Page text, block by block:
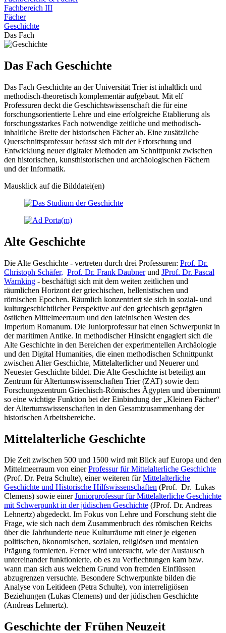
Fachbereich III
Fächer
Geschichte
Das Fach
Das Fach Geschichte
Das Fach Geschichte an der Universität Trier ist inhaltlich und
methodisch-theoretisch komplementär aufgebaut. Mit elf
Professuren deckt die Geschichtswissenschaft die für eine
forschungsorientierte Lehre und eine erfolgreiche Etablierung als
forschungsstarkes Fach notwendige zeitliche und methodisch-
inhaltliche Breite der historischen Fächer ab. Eine zusätzliche
Querschnittsprofessur befasst sich mit der Erforschung und
Entwicklung neuer digitaler Methoden am Schnittpunkt zwischen
den historischen, kunsthistorischen und archäologischen Fächern
und der Informatik.
Mausklick auf die Bilddatei(en)
Alte Geschichte
Die Alte Geschichte - vertreten durch drei Professuren: Prof. Dr.
Christoph Schäfer, Prof. Dr. Frank Daubnerund JProf. Dr. Pascal
Warnking - beschäftigt sich mit dem weiten zeitlichen und
räumlichen Horizont der griechischen, hellenistischen und
römischen Epochen. Räumlich konzentriert sie sich in sozial- und
kulturgeschichtlicher Perspektive auf den griechisch geprägten
östlichen Mittelmeerraum und den lateinischen Westen des
Imperium Romanum. Die Juniorprofessur hat einen Schwerpunkt in
der maritimen Antike. In methodischer Hinsicht engagiert sich die
Alte Geschichte in den Bereichen der experimentellen Archäologie
und den Digital Humanities, die einen methodischen Schnittpunkt
zwischen Alter Geschichte, Mittelalterlicher und Neuerer und
Neuester Geschichte bildet. Die Alte Geschichte ist beteiligt am
Zentrum für Altertumswissenschaften Trier (ZAT) sowie dem
Forschungszentrum Griechisch-Römisches Ägypten und übernimmt
so eine wichtige Funktion bei der Einbindung der „Kleinen Fächer“
der Altertumswissenschaften in den Gesamtzusammenhang der
historischen Arbeitsbereiche.
Mittelalterliche Geschichte
Die Zeit zwischen 500 und 1500 wird mit Blick auf Europa und den
Mittelmeerraum von einerProfessur für Mittelalterliche Geschichte
(Prof. Dr. Petra Schulte), einer weiteren fürMittelalterliche
Geschichte und Historische Hilfswissenschaften (Prof. Dr. Lukas
Clemens) sowie einerJuniorprofessur für Mittelalterliche Geschichte
mit Schwerpunkt in der jüdischen Geschichte (JProf. Dr. Andreas
Lehnertz) abgedeckt. Im Fokus von Lehre und Forschung steht die
Frage, wie sich nach dem Zusammenbruch des römischen Reichs
über die Jahrhunderte neue Kulturräume mit einer je eigenen
politischen, ökonomischen, sozialen, religiösen und mentalen
Prägung formierten. Ferner wird untersucht, wie der Austausch
untereinander funktionierte, ob es zu Verflechtungen kam bzw.
wann man sich aus welchem Grund von fremden Einflüssen
abzugrenzen versuchte. Besondere Schwerpunkte bilden die
Analyse von Leitideen (Petra Schulte), von interreligiösen
Beziehungen (Lukas Clemens) und der jüdischen Geschichte
(Andreas Lehnertz).
Geschichte der Frühen Neuzeit